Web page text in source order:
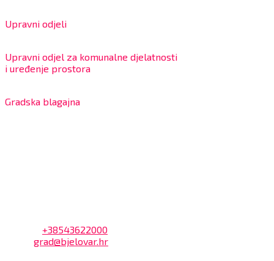
Upravni odjeli
Upravni odjel za komunalne djelatnosti
i uređenje prostora
Gradska blagajna
+38543622000
grad@bjelovar.hr